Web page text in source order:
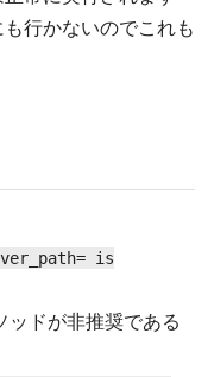
行かないのでこれも
is
ッドが非推奨である